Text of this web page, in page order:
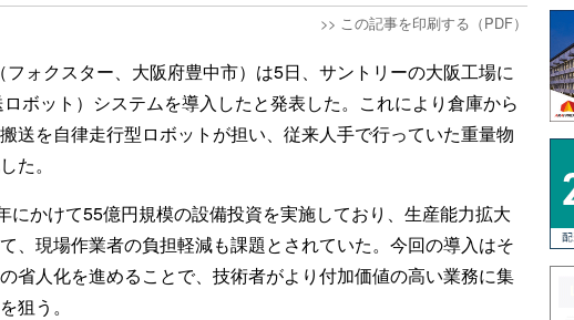
>> この記事を印刷する（PDF）
フォクスター、大阪府豊中市）は5日、サントリーの大阪工場に
ボット）システムを導入したと発表した。これにより倉庫から
送を自律走行型ロボットが担い、従来人手で行っていた重量物
た。
にかけて55億円規模の設備投資を実施しており、生産能力拡大
、現場作業者の負担軽減も課題とされていた。今回の導入はそ
省人化を進めることで、技術者がより付加価値の高い業務に集
狙う。